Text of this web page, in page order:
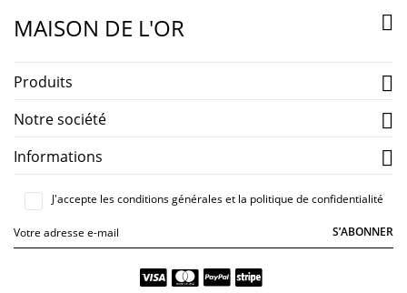
MAISON DE L'OR 
Produits 
Notre société 
Informations 
J'accepte les conditions générales et la politique de confidentialité
S’ABONNER